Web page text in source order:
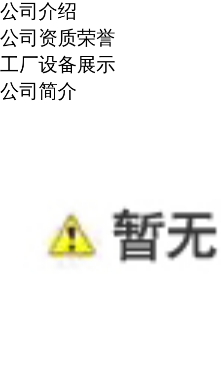
公司介绍
公司资质荣誉
工厂设备展示
公司简介